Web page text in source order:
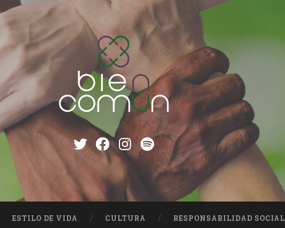
TwitterFacebook
instagram
Spotify
ESTILO DE VIDA CULTURA RESPONSABILIDAD SOCIAL